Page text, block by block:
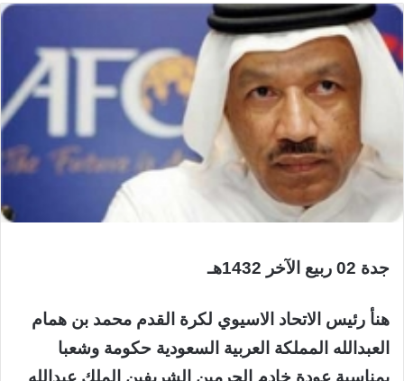
جدة 02 ربيع الآخر 1432هـ
هنأ رئيس الاتحاد الاسيوي لكرة القدم محمد بن همام
العبدالله المملكة العربية السعودية حكومة وشعبا
بمناسبة عودة خادم الحرمين الشريفين الملك عبدالله